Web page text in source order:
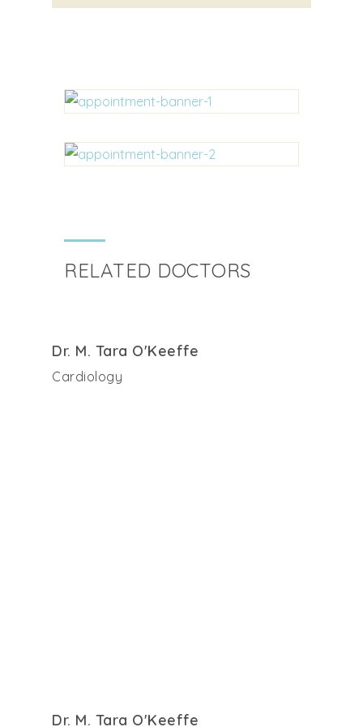
RELATED DOCTORS
Dr. M. Tara O'Keeffe
Cardiology
Dr. M. Tara O'Keeffe